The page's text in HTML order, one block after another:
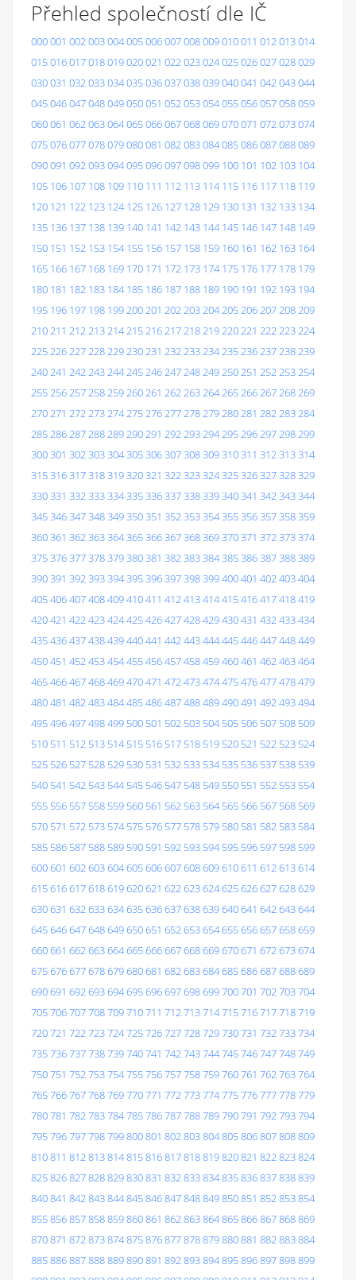
Přehled společností dle IČ
000001 002003004005006007008009010011 012013014
015016017018019020021 022023024025026027028029
030031 032033034035036037038039040041 042043044
045046047048049050051 052053054055056057058059
060061 062063064065066067068069070071 072073074
075076077078079080081 082083084085086087088089
090091 092093094095096097098099 100 101 102 103 104
105 106 107 108 109 110 111 112 113 114 115 116 117 118 119
120 121 122 123 124 125 126 127 128 129 130 131 132 133 134
135 136 137 138 139 140 141 142 143 144 145 146 147 148 149
150 151 152 153 154 155 156 157 158 159 160 161 162 163 164
165 166 167 168 169 170 171 172 173 174 175 176 177 178 179
180 181 182 183 184 185 186 187 188 189 190 191 192 193 194
195 196 197 198 199200201 202203204205206207208209
210211 212213214215216217218219220221 222223224
225226227228229230231 232233234235236237238239
240241 242243244245246247248249250251 252253254
255256257258259260261 262263264265266267268269
270271 272273274275276277278279280281 282283284
285286287288289290291 292293294295296297298299
300301 302303304305306307308309310311 312313314
315316317318319320321 322323324325326327328329
330331 332333334335336337338339340341 342343344
345346347348349350351 352353354355356357358359
360361 362363364365366367368369370371 372373374
375376377378379380381 382383384385386387388389
390391 392393394395396397398399400401 402403404
405406407408409410411 412413414415416417418419
420421 422423424425426427428429430431 432433434
435436437438439440441 442443444445446447448449
450451 452453454455456457458459460461 462463464
465466467468469470471 472473474475476477478479
480481 482483484485486487488489490491 492493494
495496497498499 500 501 502 503 504 505 506 507 508 509
510 511 512 513 514 515 516 517 518 519 520 521 522 523 524
525 526 527 528 529 530 531 532 533 534 535 536 537 538 539
540 541 542 543 544 545 546 547 548 549 550 551 552 553 554
555 556 557 558 559 560 561 562 563 564 565 566 567 568 569
570 571 572 573 574 575 576 577 578 579 580 581 582 583 584
585 586 587 588 589 590 591 592 593 594 595 596 597 598 599
600601 602603604605606607608609610611 612613614
615616617618619620621 622623624625626627628629
630631 632633634635636637638639640641 642643644
645646647648649650651 652653654655656657658659
660661 662663664665666667668669670671 672673674
675676677678679680681 682683684685686687688689
690691 692693694695696697698699700701 702703704
705706707708709710711 712713714715716717718719
720721 722723724725726727728729730731 732733734
735736737738739740741 742743744745746747748749
750751 752753754755756757758759760761 762763764
765766767768769770771 772773774775776777778779
780781 782783784785786787788789790791 792793794
795796797798799800801 802803804805806807808809
810811 812813814815816817818819820821 822823824
825826827828829830831 832833834835836837838839
840841 842843844845846847848849850851 852853854
855856857858859860861 862863864865866867868869
870871 872873874875876877878879880881 882883884
885886887888889890891 892893894895896897898899